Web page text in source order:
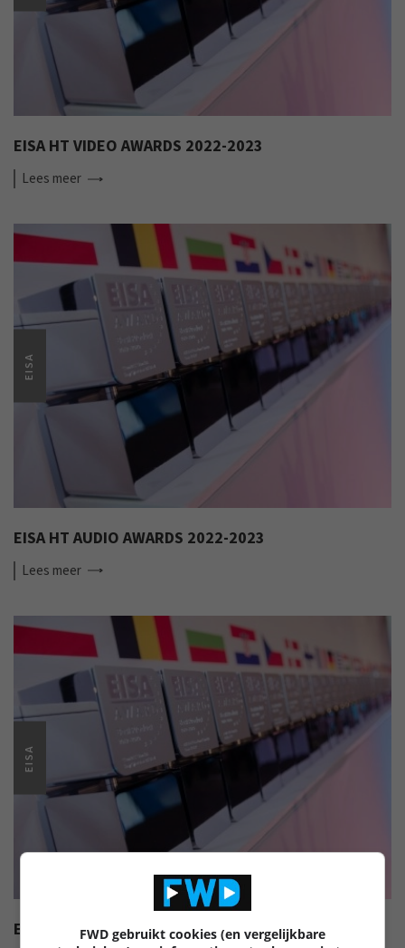
EISA HT VIDEO AWARDS 2022-2023
Lees meer
EISA
EISA HT AUDIO AWARDS 2022-2023
Lees meer
EISA
EISA HI-FI AWARDS 2022-2023
FWD gebruikt cookies (en vergelijkbare